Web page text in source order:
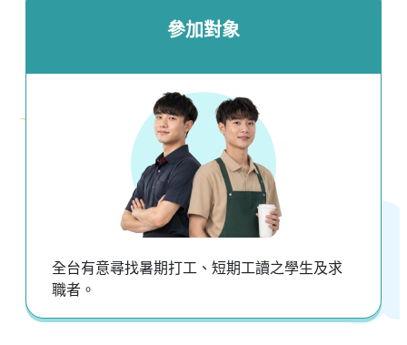
參加對象
全台有意尋找暑期打工、短期工讀之學生及求
職者。